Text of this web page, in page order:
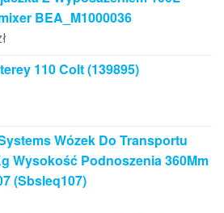
BEA_M1000036
110 Colt (139895)
Wózek Do Transportu
Wysokość Podnoszenia 360Mm
(Sbsleq107)